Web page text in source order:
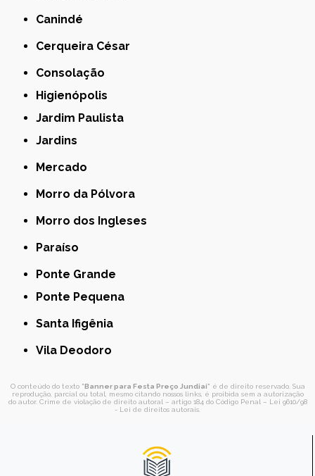
Canindé
Cerqueira César
Consolação
Higienópolis
Jardim Paulista
Jardins
Mercado
Morro da Pólvora
Morro dos Ingleses
Paraíso
Ponte Grande
Ponte Pequena
Santa Ifigênia
Vila Deodoro
O conteúdo do texto "Banner para Festa Preço Jundiaí" é de direito reservado. Sua
reprodução, parcial ou total, mesmo citando nossos links, é proibida sem a autorização
do autor. Crime de violação de direito autoral – artigo 184 do Código Penal – Lei 9610/98
- Lei de direitos autorais